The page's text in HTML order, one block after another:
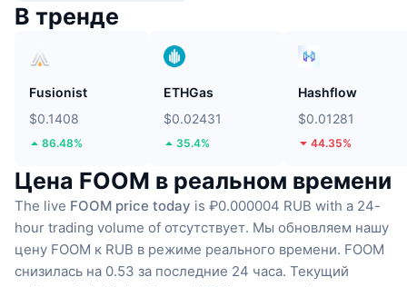
В тренде
Fusionist
$0.1408
86.48%
ETHGas
$0.02431
35.4%
Hashflow
$0.01281
44.35%
Цена FOOM в реальном времени
The live FOOM price today is ₽0.000004 RUB with a 24-
hour trading volume of отсутствует. Мы обновляем нашу
цену FOOM к RUB в режиме реального времени. FOOM
снизилась на 0.53 за последние 24 часа. Текущий